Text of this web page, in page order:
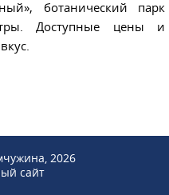
ботанический парк
Доступные цены и
2026
сайт